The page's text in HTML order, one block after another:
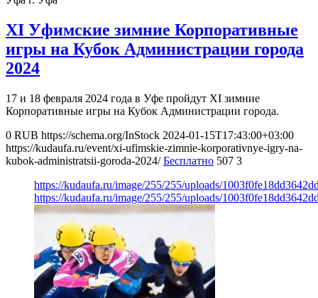
XI Уфимские зимние Корпоративные
игры на Кубок Администрации города
2024
17 и 18 февраля 2024 года в Уфе пройдут XI зимние
Корпоративные игры на Кубок Администрации города.
0 RUB https://schema.org/InStock 2024-01-15T17:43:00+03:00
https://kudaufa.ru/event/xi-ufimskie-zimnie-korporativnye-igry-na-
kubok-administratsii-goroda-2024/ Бесплатно 507 3
https://kudaufa.ru/image/255/255/uploads/
https://kudaufa.ru/image/255/255/uploads/